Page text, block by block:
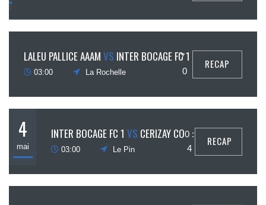
LALEU PALLICE AAAM VS INTER BOCAGE FC 1
03:00 La Rochelle
7 :
0
RECAP
4
mai
INTER BOCAGE FC 1 VS CERIZAY CO
03:00 Le Pin
0 :
4
RECAP